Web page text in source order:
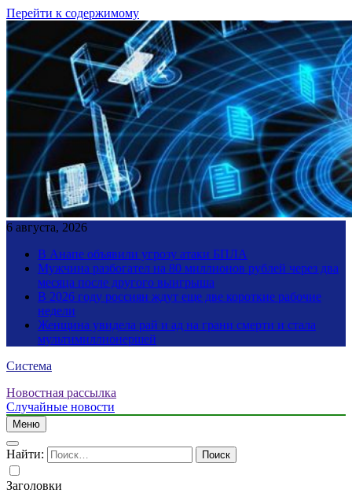
Перейти к содержимому
6 августа, 2026
В Анапе объявили угрозу атаки БПЛА
Мужчина разбогател на 80 миллионов рублей через два
месяца после другого выигрыша
В 2026 году россиян ждут еще две короткие рабочие
недели
Женщина увидела рай и ад на грани смерти и стала
мультимиллионершей
Система
Новостная рассылка
Случайные новости
Меню
Найти:
Заголовки